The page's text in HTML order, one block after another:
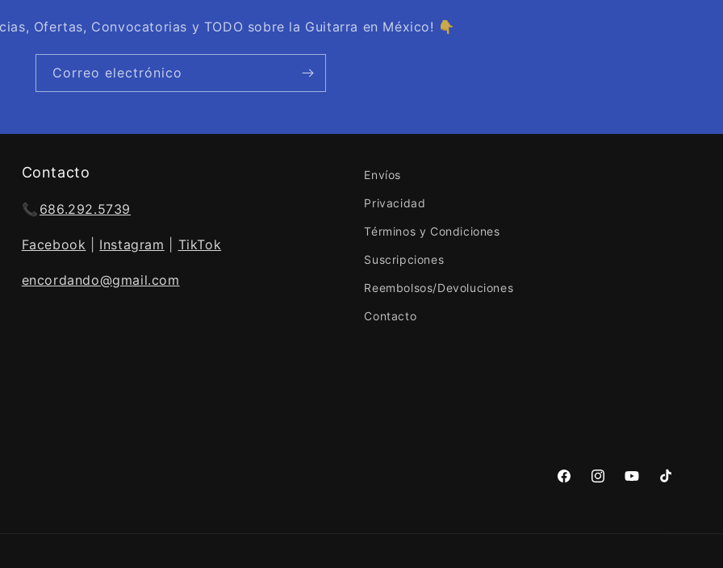
Ofertas, Convocatorias y TODO sobre la Guitarra en México! 👇
Correo electrónico
Contacto
📞 686.292.5739
Facebook Instagram TikTok
encordando@gmail.com
Envíos
Privacidad
Términos y Condiciones
Suscripciones
Reembolsos/Devoluciones
Contacto
FacebookInstagramYouTubeTikTok